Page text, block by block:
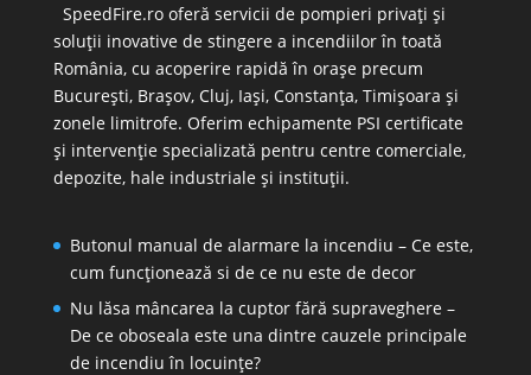
SpeedFire.ro oferă servicii de pompieri privați și
soluții inovative de stingere a incendiilor în toată
România, cu acoperire rapidă în orașe precum
București, Brașov, Cluj, Iași, Constanța, Timișoara și
zonele limitrofe. Oferim echipamente PSI certificate
și intervenție specializată pentru centre comerciale,
depozite, hale industriale și instituții.
Butonul manual de alarmare la incendiu – Ce este,
cum funcționează si de ce nu este de decor
Nu lăsa mâncarea la cuptor fără supraveghere –
De ce oboseala este una dintre cauzele principale
de incendiu în locuințe?